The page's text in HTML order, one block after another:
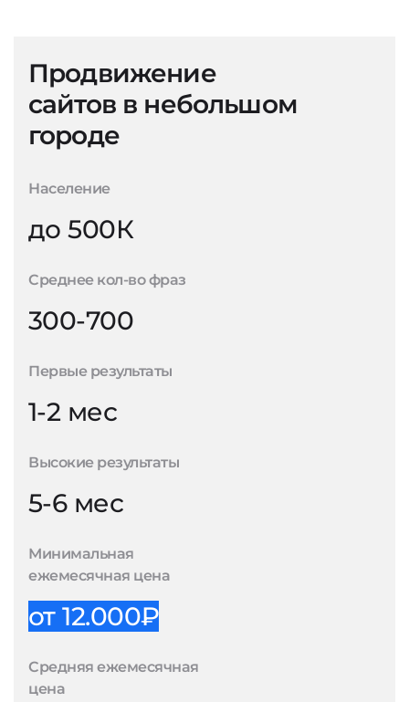
Продвижение
сайтов в небольшом
городе
Население
до 500К
Среднее кол-во фраз
300-700
Первые результаты
1-2 мес
Высокие результаты
5-6 мес
Минимальная
ежемесячная цена
от 12.000₽
Средняя ежемесячная
цена